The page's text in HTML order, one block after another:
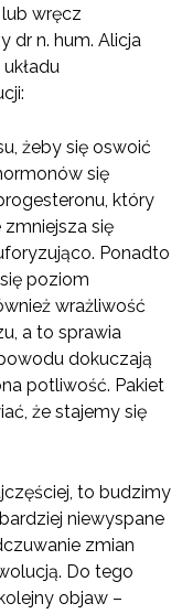
wręcz
dr n. hum. Alicja
żeby się oswoić
się
który
zmniejsza się
Ponadto
poziom
wrażliwość
a to sprawia
dokuczają
potliwość. Pakiet
że stajemy się
to budzimy
niewyspane
zmian
Do tego
objaw –